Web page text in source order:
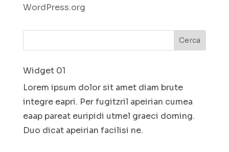
WordPress.org
Widget 01
Lorem ipsum dolor sit amet diam brute
integre eapri. Per fugitzril apeirian cumea
eaap pareat euripidi utmel graeci doming.
Duo dicat apeirian facilisi ne.